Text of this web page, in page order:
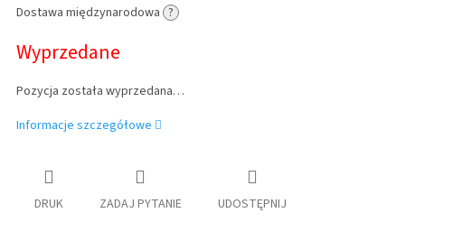
Cena
Dostawa międzynarodowa ?
Wyprzedane
Pozycja została wyprzedana…
Informacje szczegółowe
DRUK ZADAJ PYTANIE UDOSTĘPNIJ